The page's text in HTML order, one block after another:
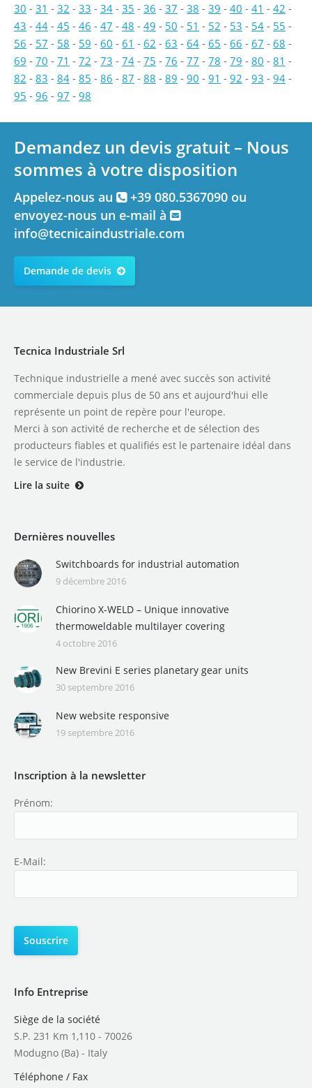
30 - 31 - 32 - 33 - 34 - 35 - 36 - 37 - 38 - 39 - 40 - 41 - 42 -
43 - 44 - 45 - 46 - 47 - 48 - 49 - 50 - 51 - 52 - 53 - 54 - 55 -
56 - 57 - 58 - 59 - 60 - 61 - 62 - 63 - 64 - 65 - 66 - 67 - 68 -
69 - 70 - 71 - 72 - 73 - 74 - 75 - 76 - 77 - 78 - 79 - 80 - 81 -
82 - 83 - 84 - 85 - 86 - 87 - 88 - 89 - 90 - 91 - 92 - 93 - 94 -
95 - 96 - 97 - 98
Demandez un devis gratuit – Nous
sommes à votre disposition
Appelez-nous au
+39 080.5367090 ou
envoyez-nous un e-mail à
info@tecnicaindustriale.com
Demande de devis
Tecnica Industriale Srl
Technique industrielle a mené avec succès son activité
commerciale depuis plus de 50 ans et aujourd'hui elle
représente un point de repère pour l'europe.
Merci à son activité de recherche et de sélection des
producteurs fiables et qualifiés est le partenaire idéal dans
le service de l'industrie.
Lire la suite
Dernières nouvelles
Switchboards for industrial automation
9 décembre 2016
Chiorino X-WELD – Unique innovative
thermoweldable multilayer covering
4 octobre 2016
New Brevini E series planetary gear units
30 septembre 2016
New website responsive
19 septembre 2016
Inscription à la newsletter
Prénom:
E-Mail:
Info Entreprise
Siège de la société
S.P. 231 Km 1,110 - 70026
Modugno (Ba) - Italy
Téléphone / Fax